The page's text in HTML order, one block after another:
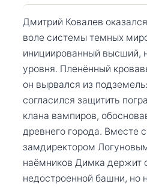
Дмитрий Ковалев
воле системы темных
инициированный высший,
уровня. Пленённый
он вырвался из
согласился защитить
клана вампиров,
древнего города. Вместе
замдиректором
наёмников Димка держит
недостроенной башни, но